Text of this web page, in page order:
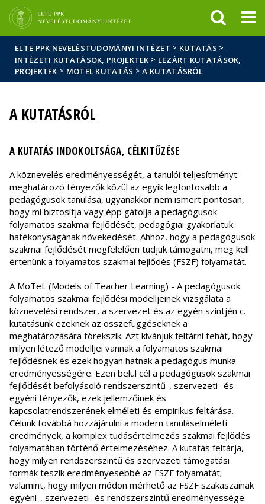
sajtóban
ELTE PPK NEVELÉSTUDOMÁNYI INTÉZET > KUTATÁS >
INTÉZETI KUTATÁSOK, PROJEKTEK > LEZÁRT KUTATÁSOK,
PROJEKTEK > MOTEL KUTATÁS >A KUTATÁSRÓL
A KUTATÁSRÓL
A KUTATÁS INDOKOLTSÁGA, CÉLKITŰZÉSE
A köznevelés eredményességét, a tanulói teljesítményt
meghatározó tényezők közül az egyik legfontosabb a
pedagógusok tanulása, ugyanakkor nem ismert pontosan,
hogy mi biztosítja vagy épp gátolja a pedagógusok
folyamatos szakmai fejlődését, pedagógiai gyakorlatuk
hatékonyságának növekedését. Ahhoz, hogy a pedagógusok
szakmai fejlődését megfelelően tudjuk támogatni, meg kell
értenünk a folyamatos szakmai fejlődés (FSZF) folyamatát.
A MoTeL (Models of Teacher Learning) - A pedagógusok
folyamatos szakmai fejlődési modelljeinek vizsgálata a
köznevelési rendszer, a szervezet és az egyén szintjén c.
kutatásunk ezeknek az összefüggéseknek a
meghatározására törekszik. Azt kívánjuk feltárni tehát, hogy
milyen létező modelljei vannak a folyamatos szakmai
fejlődésnek és ezek hogyan hatnak a pedagógus munka
eredményességére. Ezen belül cél a pedagógusok szakmai
fejlődését befolyásoló rendszerszintű-, szervezeti- és
egyéni tényezők, ezek jellemzőinek és
kapcsolatrendszerének elméleti és empirikus feltárása.
Célunk továbbá hozzájárulni a modern tanuláselméleti
eredmények, a komplex tudásértelmezés szakmai fejlődés
folyamatában történő értelmezéséhez. A kutatás feltárja,
hogy milyen rendszerszintű és szervezeti támogatási
formák teszik eredményesebbé az FSZF folyamatát;
valamint, hogy milyen módon mérhető az FSZF szakaszainak
egyéni-, szervezeti- és rendszerszintű eredményessége.